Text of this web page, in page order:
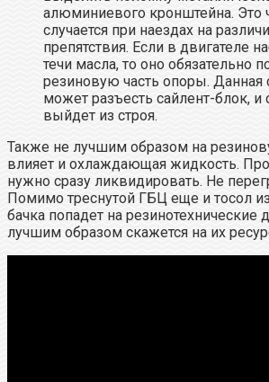
алюминиевого кронштейна. Это
случается при наездах на
препятствия. Если в двигателе
течи масла, то оно обязательно
резиновую часть опоры. Данная
может разъесть сайлент-блок, и
выйдет из строя.
Также не лучшим образом на
влияет и охлаждающая жидкость.
нужно сразу ликвидировать. Не
Помимо треснутой ГБЦ еще и тосол
бачка попадет на резинотехнические
лучшим образом скажется на их